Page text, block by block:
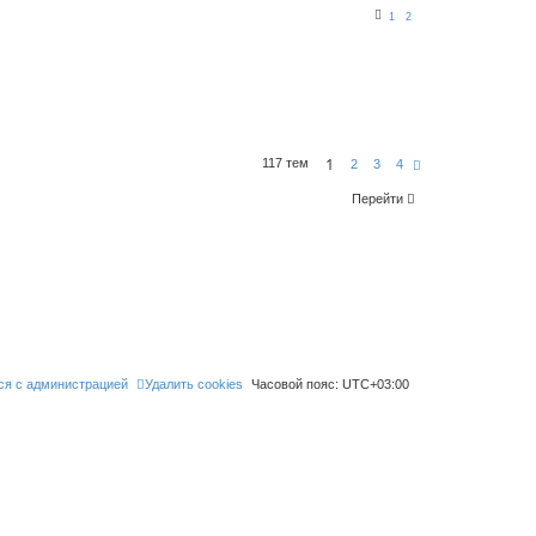
1 2
117 тем 1 2 3 4
Перейти
Часовой пояс: UTC+03:00
Удалить cookies
с администрацией